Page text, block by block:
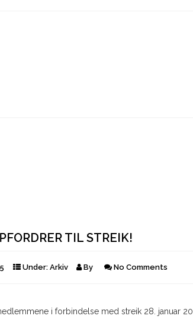
TIL STREIK!
Under: Arkiv By No Comments
i forbindelse med streik 28. januar